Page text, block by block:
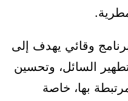
وقائي يهدف إلى
السائل، وتحسين
بها، خاصة